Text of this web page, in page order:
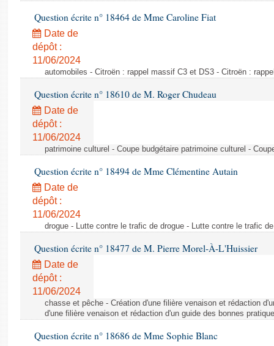
Dossiers législatifs
Budget et sécurité sociale
Questions écrites et orales
Comptes rendus des débats
Question écrite n° 18464 de Mme Caroline Fiat
Date de
dépôt :
11/06/2024
automobiles - Citroën : rappel massif C3 et DS3 - Citroën :
Question écrite n° 18610 de M. Roger Chudeau
Date de
dépôt :
11/06/2024
patrimoine culturel - Coupe budgétaire patrimoine culturel -
Question écrite n° 18494 de Mme Clémentine Autain
Date de
dépôt :
11/06/2024
drogue - Lutte contre le trafic de drogue - Lutte contre le trafic
Question écrite n° 18477 de M. Pierre Morel-À-L'Huissier
Date de
dépôt :
11/06/2024
chasse et pêche - Création d'une filière venaison et rédaction
d'une filière venaison et rédaction d'un guide des bonnes
Question écrite n° 18686 de Mme Sophie Blanc